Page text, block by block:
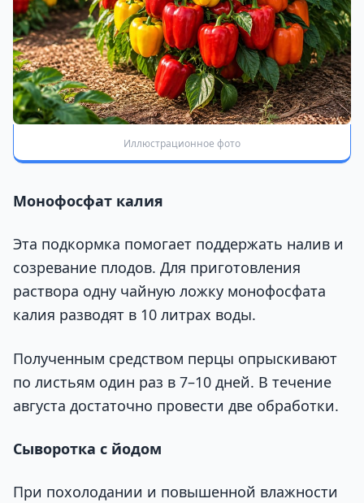
Иллюстрационное фото
Монофосфат калия
Эта подкормка помогает поддержать налив и
созревание плодов. Для приготовления
раствора одну чайную ложку монофосфата
калия разводят в 10 литрах воды.
Полученным средством перцы опрыскивают
по листьям один раз в 7–10 дней. В течение
августа достаточно провести две обработки.
Сыворотка с йодом
При похолодании и повышенной влажности